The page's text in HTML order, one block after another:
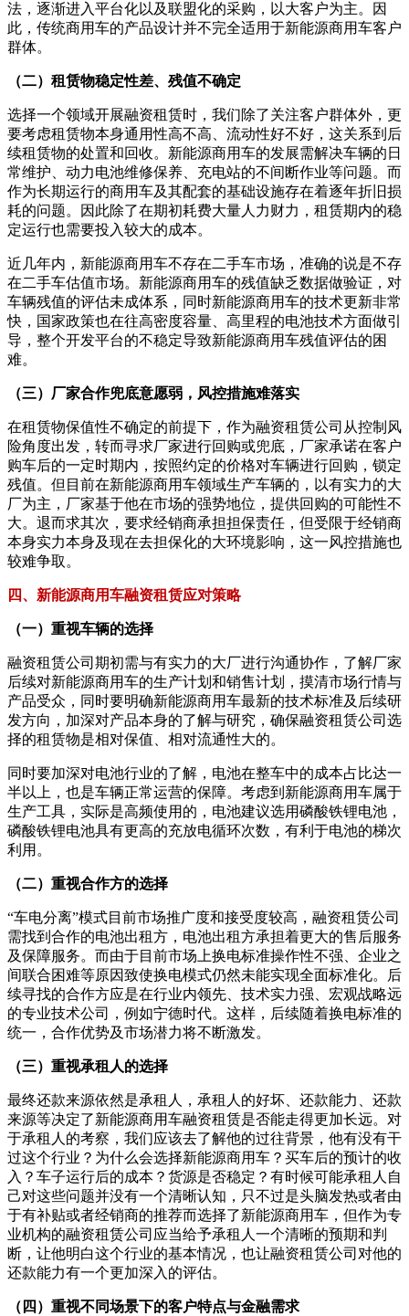
法，逐渐进入平台化以及联盟化的采购，以大客户为主。因
此，传统商用车的产品设计并不完全适用于新能源商用车客户
群体。
（二）租赁物稳定性差、残值不确定
选择一个领域开展融资租赁时，我们除了关注客户群体外，更
要考虑租赁物本身通用性高不高、流动性好不好，这关系到后
续租赁物的处置和回收。新能源商用车的发展需解决车辆的日
常维护、动力电池维修保养、充电站的不间断作业等问题。而
作为长期运行的商用车及其配套的基础设施存在着逐年折旧损
耗的问题。因此除了在期初耗费大量人力财力，租赁期内的稳
定运行也需要投入较大的成本。
近几年内，新能源商用车不存在二手车市场，准确的说是不存
在二手车估值市场。新能源商用车的残值缺乏数据做验证，对
车辆残值的评估未成体系，同时新能源商用车的技术更新非常
快，国家政策也在往高密度容量、高里程的电池技术方面做引
导，整个开发平台的不稳定导致新能源商用车残值评估的困
难。
（三）厂家合作兜底意愿弱，风控措施难落实
在租赁物保值性不确定的前提下，作为融资租赁公司从控制风
险角度出发，转而寻求厂家进行回购或兜底，厂家承诺在客户
购车后的一定时期内，按照约定的价格对车辆进行回购，锁定
残值。但目前在新能源商用车领域生产车辆的，以有实力的大
厂为主，厂家基于他在市场的强势地位，提供回购的可能性不
大。退而求其次，要求经销商承担担保责任，但受限于经销商
本身实力本身及现在去担保化的大环境影响，这一风控措施也
较难争取。
四、新能源商用车融资租赁应对策略
（一）重视车辆的选择
融资租赁公司期初需与有实力的大厂进行沟通协作，了解厂家
后续对新能源商用车的生产计划和销售计划，摸清市场行情与
产品受众，同时要明确新能源商用车最新的技术标准及后续研
发方向，加深对产品本身的了解与研究，确保融资租赁公司选
择的租赁物是相对保值、相对流通性大的。
同时要加深对电池行业的了解，电池在整车中的成本占比达一
半以上，也是车辆正常运营的保障。考虑到新能源商用车属于
生产工具，实际是高频使用的，电池建议选用磷酸铁锂电池，
磷酸铁锂电池具有更高的充放电循环次数，有利于电池的梯次
利用。
（二）重视合作方的选择
“车电分离”模式目前市场推广度和接受度较高，融资租赁公司
需找到合作的电池出租方，电池出租方承担着更大的售后服务
及保障服务。而由于目前市场上换电标准操作性不强、企业之
间联合困难等原因致使换电模式仍然未能实现全面标准化。后
续寻找的合作方应是在行业内领先、技术实力强、宏观战略远
的专业技术公司，例如宁德时代。这样，后续随着换电标准的
统一，合作优势及市场潜力将不断激发。
（三）重视承租人的选择
最终还款来源依然是承租人，承租人的好坏、还款能力、还款
来源等决定了新能源商用车融资租赁是否能走得更加长远。对
于承租人的考察，我们应该去了解他的过往背景，他有没有干
过这个行业？为什么会选择新能源商用车？买车后的预计的收
入？车子运行后的成本？货源是否稳定？有时候可能承租人自
己对这些问题并没有一个清晰认知，只不过是头脑发热或者由
于有补贴或者经销商的推荐而选择了新能源商用车，但作为专
业机构的融资租赁公司应当给予承租人一个清晰的预期和判
断，让他明白这个行业的基本情况，也让融资租赁公司对他的
还款能力有一个更加深入的评估。
（四）重视不同场景下的客户特点与金融需求